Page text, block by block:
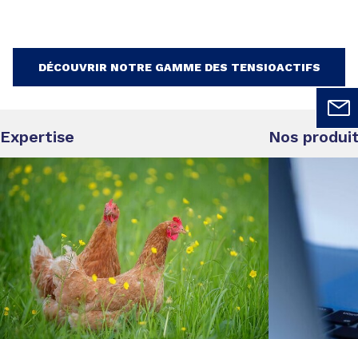
DÉCOUVRIR NOTRE GAMME DES TENSIOACTIFS
Expertise Nos